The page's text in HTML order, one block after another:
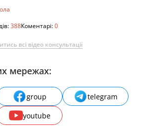
388Коментарі:0
всі відео консультації
мережах:
group
telegram
youtube